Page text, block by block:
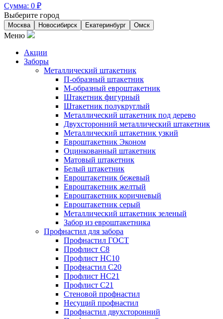
Сумма: 0 ₽
Выберите город
Москва Новосибирск Екатеринбург Омск
Меню
Акции
Заборы
Металлический штакетник
П-образный штакетник
М-образный евроштакетник
Штакетник фигурный
Штакетник полукруглый
Металлический штакетник под дерево
Двухсторонний металлический штакетник
Металлический штакетник узкий
Евроштакетник Эконом
Оцинкованный штакетник
Матовый штакетник
Белый штакетник
Евроштакетник бежевый
Евроштакетник желтый
Евроштакетник коричневый
Евроштакетник серый
Металлический штакетник зеленый
Забор из евроштакетника
Профнастил для забора
Профнастил ГОСТ
Профлист С8
Профлист НС10
Профнастил С20
Профлист НС21
Профлист С21
Стеновой профнастил
Несущий профнастил
Профнастил двухсторонний